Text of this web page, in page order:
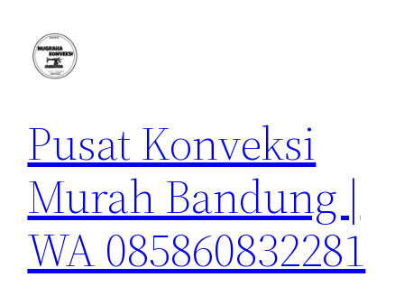
konten
Pusat Konveksi
Murah Bandung |
WA 085860832281